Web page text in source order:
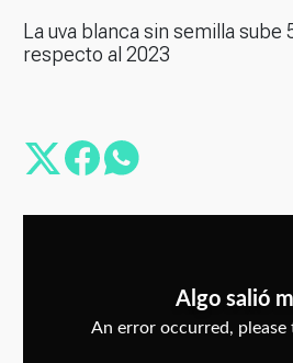
La uva blanca sin semilla
respecto al 2023